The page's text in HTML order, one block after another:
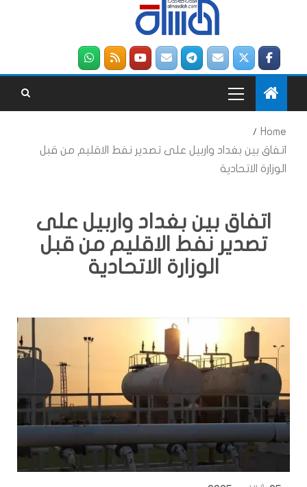
Home
اتفاق بين بغداد واربيل على تصدير نفط الاقليم من قبل
الوزارة الاتحادية
اتفاق بين بغداد واربيل على
تصدير نفط الاقليم من قبل
الوزارة الاتحادية